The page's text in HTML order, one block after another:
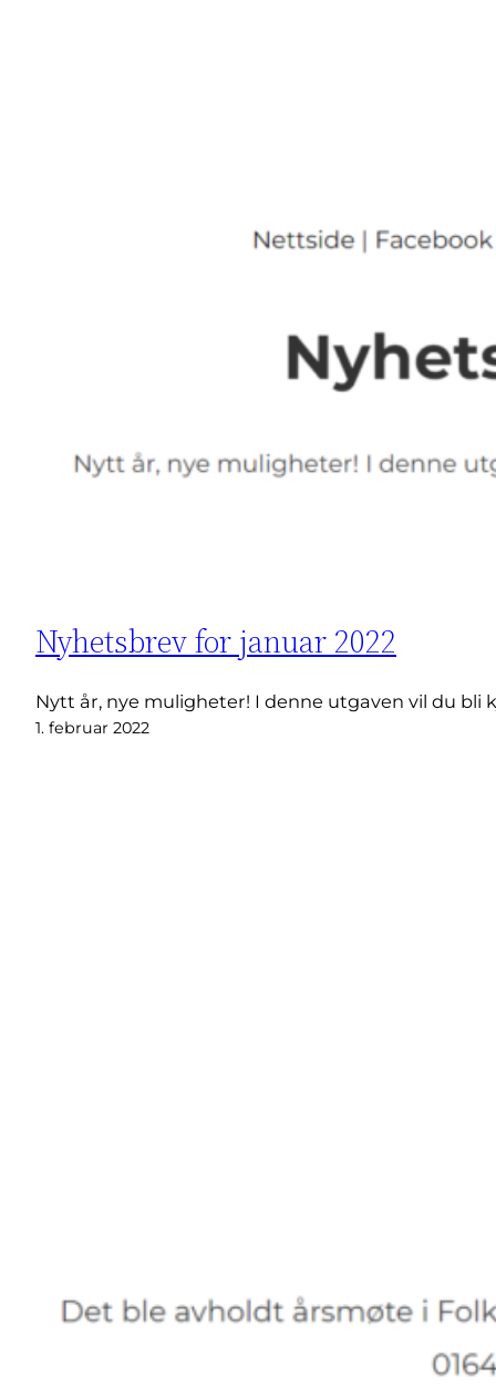
Nyhetsbrev for januar 2022
Nytt år, nye muligheter! I denne utgaven vil du bli
1. februar 2022